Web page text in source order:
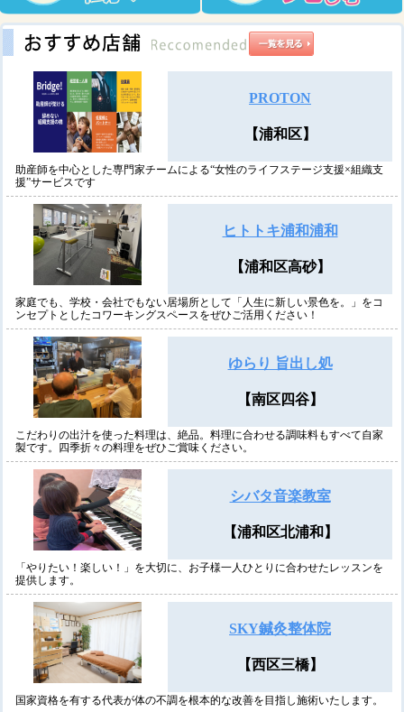
PROTON
【浦和区】
助産師を中心とした専門家チームによる“女性のライフステージ支援×組織支
援”サービスです
ヒトトキ浦和浦和
【浦和区高砂】
家庭でも、学校・会社でもない居場所として「人生に新しい景色を。」をコ
ンセプトとしたコワーキングスペースをぜひご活用ください！
ゆらり 旨出し処
【南区四谷】
こだわりの出汁を使った料理は、絶品。料理に合わせる調味料もすべて自家
製です。四季折々の料理をぜひご賞味ください。
シバタ音楽教室
【浦和区北浦和】
「やりたい！楽しい！」を大切に、お子様一人ひとりに合わせたレッスンを
提供します。
SKY鍼灸整体院
【西区三橋】
国家資格を有する代表が体の不調を根本的な改善を目指し施術いたします。